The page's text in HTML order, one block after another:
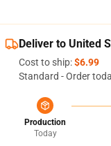
Deliver to United
Cost to ship:$6.99
Standard - Order
Production
Today